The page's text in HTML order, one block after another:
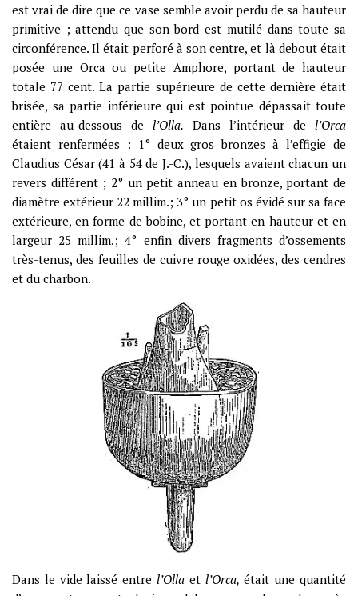
est vrai de dire que ce vase semble avoir perdu de sa hauteur
primitive ; attendu que son bord est mutilé dans toute sa
circonférence. Il était perforé à son centre, et là debout était
posée une Orca ou petite Amphore, portant de hauteur
totale 77 cent. La partie supérieure de cette dernière était
brisée, sa partie inférieure qui est pointue dépassait toute
entière au-dessous de l’Olla. Dans l’intérieur de l’Orca
étaient renfermées : 1° deux gros bronzes à l’effigie de
Claudius César (41 à 54 de J.-C.), lesquels avaient chacun un
revers différent ; 2° un petit anneau en bronze, portant de
diamètre extérieur 22 millim.; 3° un petit os évidé sur sa face
extérieure, en forme de bobine, et portant en hauteur et en
largeur 25 millim.; 4° enfin divers fragments d’ossements
très-tenus, des feuilles de cuivre rouge oxidées, des cendres
et du charbon.
Dans le vide laissé entre l’Olla et l’Orca, était une quantité